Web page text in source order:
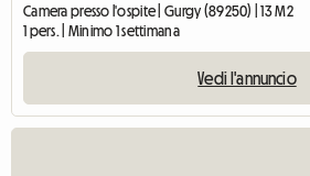
Camera presso l'ospite | Gurgy (89250) | 13 M2
1 pers. | Minimo 1 settimana
Vedi l'annuncio